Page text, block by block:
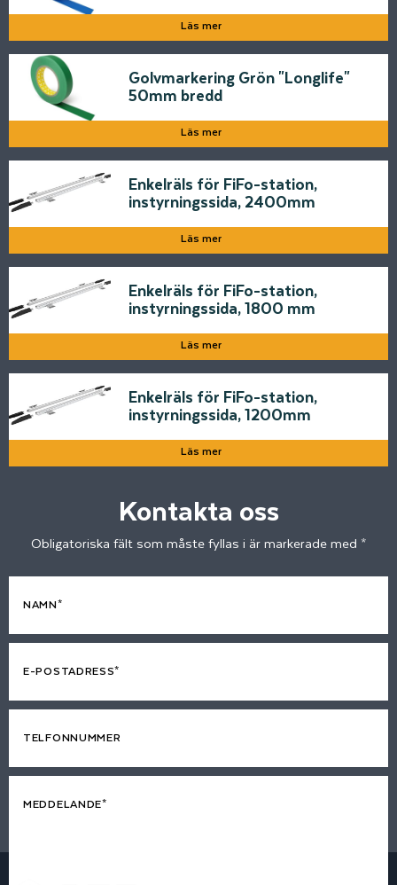
Läs mer
Golvmarkering Grön "Longlife"
50mm bredd
Läs mer
Enkelräls för FiFo-station,
instyrningssida, 2400mm
Läs mer
Enkelräls för FiFo-station,
instyrningssida, 1800 mm
Läs mer
Enkelräls för FiFo-station,
instyrningssida, 1200mm
Läs mer
Kontakta oss
Obligatoriska fält som måste fyllas i är markerade med *
NAMN*
E-POSTADRESS*
TELFONNUMMER
MEDDELANDE*